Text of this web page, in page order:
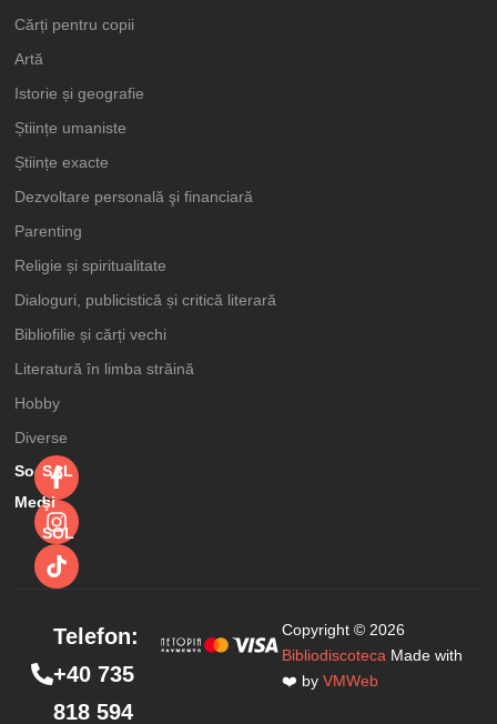
pierde atunci
cind ceva se
cistiga?”
Cărți pentru copii
Artă
Istorie și geografie
Științe umaniste
Științe exacte
Dezvoltare personală şi financiară
Parenting
Religie și spiritualitate
Dialoguri, publicistică și critică literară
Bibliofilie și cărți vechi
Literatură în limba străină
Hobby
Diverse
Social
Media
SAL
şi
SOL
Copyright © 2026
Bibliodiscoteca Made with
❤️ byVMWeb
Telefon:
+40 735
818 594